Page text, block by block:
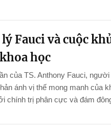
Fauci và cuộc
học
của TS. Anthony Fauci,
ánh vị thế mong manh của
chính trị phân cực và đám